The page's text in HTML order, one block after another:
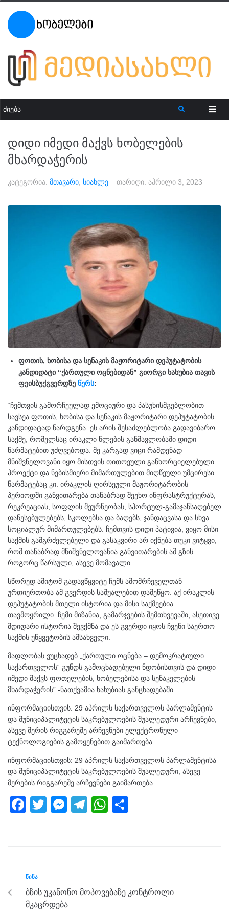
დიდი იმედი მაქვს ხობელების
მხარდაჭერის
კატეგორია: მთავარი სიახლე თარიღი: აპრილი 3, 2023
ფოთის, ხობისა და სენაკის მაჟორიტარი დეპუტატობის
კანდიდატი “ქართული ოცნებიდან” გიორგი ხახუბია თავის
ფეისბუქგვერდზე წერს:
“ჩემთვის გამორჩეულად ემოციური და პასუხისმგებლობით
სავსეა ფოთის, ხობისა და სენაკის მაჟორიტარი დეპუტატობის
კანდიდატად წარდგენა. ეს არის შესაძლებლობა გადავიბარო
საქმე, რომელსაც ირაკლი წლების განმავლობაში დიდი
წარმატებით უძღვებოდა. მე კარგად ვიცი რამდენად
მნიშვნელოვანი იყო მისთვის თითოეული განხორციელებული
პროექტი და ნებისმიერი მიმართულებით მიღწეული უმცირესი
წარმატებაც კი. ირაკლის ღირსეული მაჟორიტარობის
პერიოდში განვითარება თანაბრად შეეხო ინფრასტრუქტურას,
რეკრეაციას, სოფლის მეურნეობას, სპორტულ-გამაჯანსაღებელ
დაწესებულებებს, სკოლებსა და ბაღებს, ჯანდაცვასა და სხვა
სოციალურ მიმართულებებს. ჩემთვის დიდი პატივია, ვიყო მისი
საქმის გამგრძელებელი და გასაკვირი არ იქნება თუკი ვიტყვი,
რომ თანაბრად მნიშვნელოვანია განვითარების ამ გზის
როგორც წარსული, ასევე მომავალი.
სწორედ ამიტომ გადავწყვიტე ჩემს ამომრჩეველთან
ურთიერთობა ამ გვერდის საშუალებით დამეწყო. აქ ირაკლის
დეპუტატობის მთელი ისტორია და მისი საქმეებია
თავმოყრილი. ჩემი მიზანია, გამარჯვების შემთხვევაში, ასეთივე
მდიდარი ისტორია შევქმნა და ეს გვერდი იყოს ჩვენი საერთო
საქმის უწყვეტობის ამსახველი.
მადლობას ვუცხადებ „ქართული ოცნება – დემოკრატიული
საქართველოს“ გუნდს გამოცხადებული ნდობისთვის და დიდი
იმედი მაქვს ფოთელების, ხობელებისა და სენაკელების
მხარდაჭერის”.-ნათქვამია ხახუბიას განცხადებაში.
ინფორმაციისთვის: 29 აპრილს საქართველოს პარლამენტის
და მუნიციპალიტეტის საკრებულოების შუალედური არჩევნები,
ასევე მერის რიგგარეშე არჩევნები ელექტრონული
ტექნოლოგიების გამოყენებით გაიმართება.
ინფორმაციისთვის: 29 აპრილს საქართველოს პარლამენტისა
და მუნიციპალიტეტის საკრებულოების შუალედური, ასევე
მერების რიგგარეშე არჩევნები გაიმართება.
F
b
o
o
T
M
g
er
T
m
W
p
p
ᲬᲘᲜᲐ
ბზის უკანონო მოპოვებაზე კონტროლი
მკაცრდება